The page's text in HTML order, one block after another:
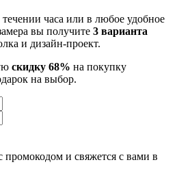
часа или в любое удобное
вы получите 3 варианта
и дизайн-проект.
скидку 68% на покупку
на выбор.
и свяжется с вами в